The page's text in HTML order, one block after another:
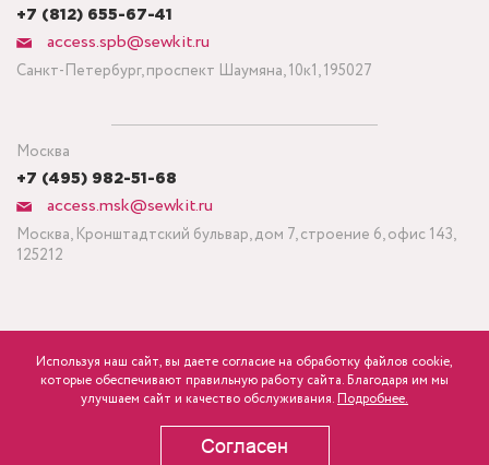
+7 (812) 655-67-41
access.spb@sewkit.ru
Санкт-Петербург, проспект Шаумяна, 10к1, 195027
Москва
+7 (495) 982-51-68
access.msk@sewkit.ru
Москва, Кронштадтский бульвар, дом 7, строение 6, офис 143,
125212
Copyright © 1995-2026 SEWKIT.RU
Политика конфиденциальности
ПОДПИСАТЬСЯ НА НОВОСТИ
Используя наш сайт, вы даете согласие на обработку файлов cookie,
которые обеспечивают правильную работу сайта. Благодаря им мы
улучшаем сайт и качество обслуживания. Подробнее.
Согласен